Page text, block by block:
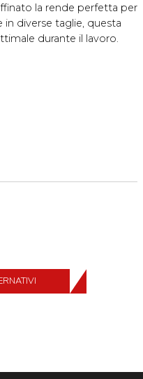
la rende perfetta per
diverse taglie, questa
durante il lavoro.